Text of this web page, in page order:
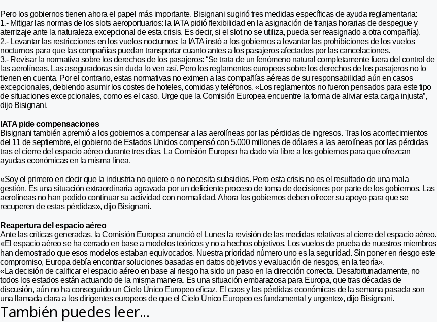
Pero los gobiernos tienen ahora el papel más importante. Bisignani sugirió tres medidas específicas de ayuda reglamentaria:
1.- Mitigar las normas de los slots aeroportuarios: la IATA pidió flexibilidad en la asignación de franjas horarias de despegue y
aterrizaje ante la naturaleza excepcional de esta crisis. Es decir, si el slot no se utiliza, pueda ser reasignado a otra compañía).
2.- Levantar las restricciones en los vuelos nocturnos: la IATA instó a los gobiernos a levantar las prohibiciones de los vuelos
nocturnos para que las compañías puedan transportar cuanto antes a los pasajeros afectados por las cancelaciones.
3.- Revisar la normativa sobre los derechos de los pasajeros: “Se trata de un fenómeno natural completamente fuera del control de
las aerolíneas. Las aseguradoras sin duda lo ven así. Pero los reglamentos europeos sobre los derechos de los pasajeros no lo
tienen en cuenta. Por el contrario, estas normativas no eximen a las compañías aéreas de su responsabilidad aún en casos
excepcionales, debiendo asumir los costes de hoteles, comidas y teléfonos. «Los reglamentos no fueron pensados para este tipo
de situaciones excepcionales, como es el caso. Urge que la Comisión Europea encuentre la forma de aliviar esta carga injusta”,
dijo Bisignani.
IATA pide compensaciones
Bisignani también apremió a los gobiernos a compensar a las aerolíneas por las pérdidas de ingresos. Tras los acontecimientos
del 11 de septiembre, el gobierno de Estados Unidos compensó con 5.000 millones de dólares a las aerolíneas por las pérdidas
tras el cierre del espacio aéreo durante tres días. La Comisión Europea ha dado vía libre a los gobiernos para que ofrezcan
ayudas económicas en la misma línea.
«Soy el primero en decir que la industria no quiere o no necesita subsidios. Pero esta crisis no es el resultado de una mala
gestión. Es una situación extraordinaria agravada por un deficiente proceso de toma de decisiones por parte de los gobiernos. Las
aerolíneas no han podido continuar su actividad con normalidad. Ahora los gobiernos deben ofrecer su apoyo para que se
recuperen de estas pérdidas», dijo Bisignani.
Reapertura del espacio aéreo
Ante las críticas generadas, la Comisión Europea anunció el Lunes la revisión de las medidas relativas al cierre del espacio aéreo.
«El espacio aéreo se ha cerrado en base a modelos teóricos y no a hechos objetivos. Los vuelos de prueba de nuestros miembros
han demostrado que esos modelos estaban equivocados. Nuestra prioridad número uno es la seguridad. Sin poner en riesgo este
compromiso, Europa debía encontrar soluciones basadas en datos objetivos y evaluación de riesgos, en la teoría».
«La decisión de calificar el espacio aéreo en base al riesgo ha sido un paso en la dirección correcta. Desafortunadamente, no
todos los estados están actuando de la misma manera. Es una situación embarazosa para Europa, que tras décadas de
discusión, aún no ha conseguido un Cielo Único Europeo eficaz. El caos y las pérdidas económicas de la semana pasada son
una llamada clara a los dirigentes europeos de que el Cielo Único Europeo es fundamental y urgente», dijo Bisignani.
También puedes leer...